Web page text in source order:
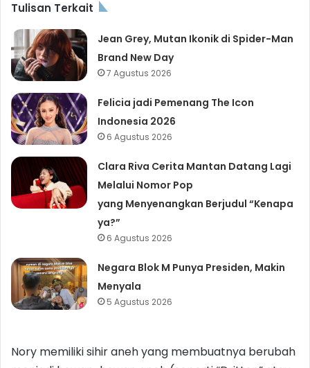
Tulisan Terkait
Jean Grey, Mutan Ikonik di Spider-Man
Brand New Day
7 Agustus 2026
Felicia jadi Pemenang The Icon
Indonesia 2026
6 Agustus 2026
Clara Riva Cerita Mantan Datang Lagi
Melalui Nomor Pop
yang Menyenangkan Berjudul “Kenapa
ya?”
6 Agustus 2026
Negara Blok M Punya Presiden, Makin
Menyala
5 Agustus 2026
Nory memiliki sihir aneh yang membuatnya berubah